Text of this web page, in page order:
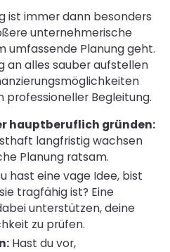
ist immer dann besonders
unternehmerische
umfassende Planung geht.
an alles sauber aufstellen
professioneller Begleitung.
hauptberuflich gründen:
langfristig wachsen
Planung ratsam.
hast eine vage Idee, bist
tragfähig ist? Eine
unterstützen, deine
zu prüfen.
Hast du vor,